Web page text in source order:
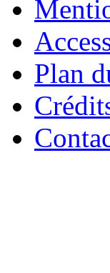
Plan